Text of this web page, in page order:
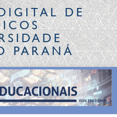
Legislação
CanaisDE
PARANÁ